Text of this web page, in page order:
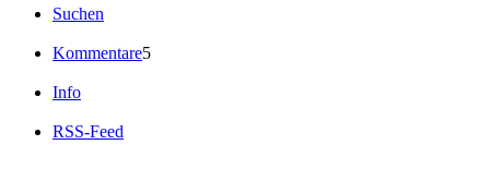
Suchen
Kommentare5
Info
RSS-Feed